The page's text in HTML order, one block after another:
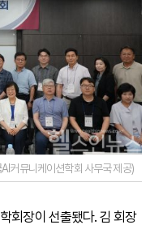
커뮤니케이션학회 사무국 제공)
회장이 선출됐다. 김 회장